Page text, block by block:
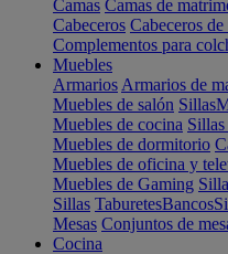
Camas Camas de
Cabeceros Cabeceros
Complementos para
Muebles
Armarios Armarios de
Muebles de salón Sillas
Muebles de cocina
Muebles de dormitorio
Muebles de oficina y
Muebles de Gaming
Sillas TaburetesBancos
Mesas Conjuntos de
Cocina